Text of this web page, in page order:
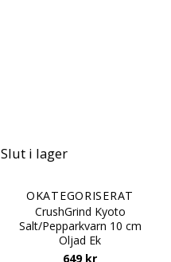
Slut i lager
OKATEGORISERAT
CrushGrind Kyoto
Salt/Pepparkvarn 10 cm
Oljad Ek
649 kr